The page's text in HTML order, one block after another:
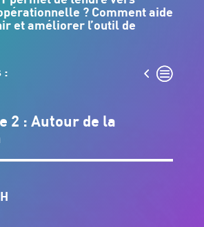
? Comment aide
et améliorer l’outil de
:
2 : Autour de la